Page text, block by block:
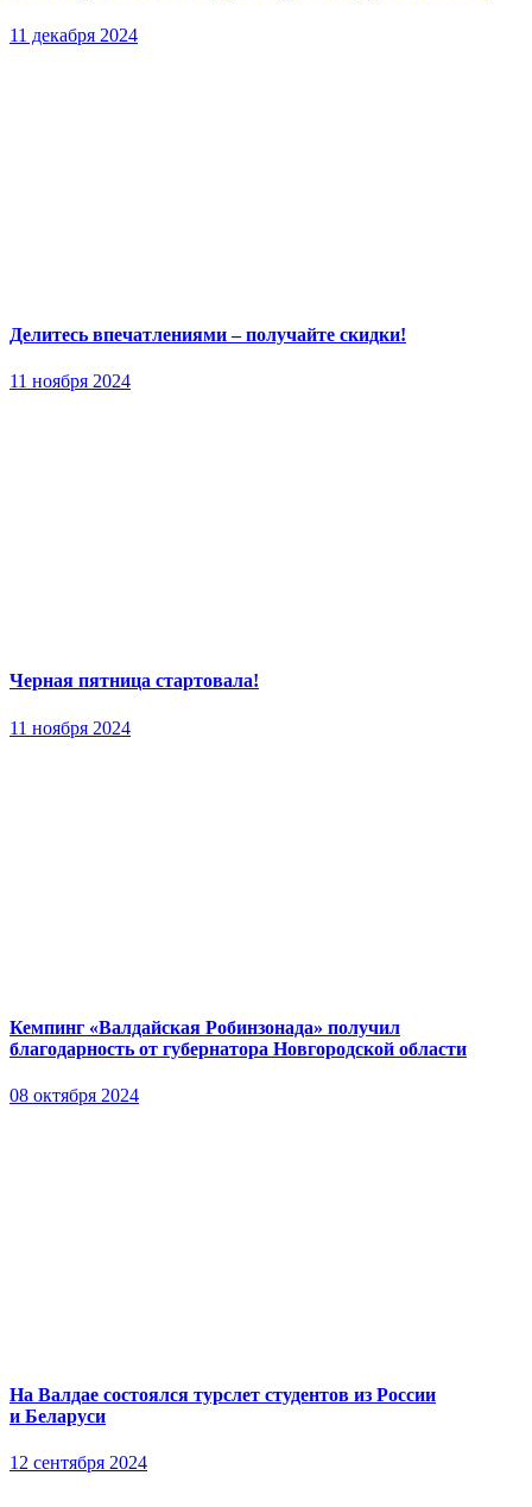
11 декабря 2024
Делитесь впечатлениями – получайте скидки!
11 ноября 2024
Черная пятница стартовала!
11 ноября 2024
Кемпинг «Валдайская Робинзонада» получил
благодарность от губернатора Новгородской области
08 октября 2024
На Валдае состоялся турслет студентов из России
и Беларуси
12 сентября 2024